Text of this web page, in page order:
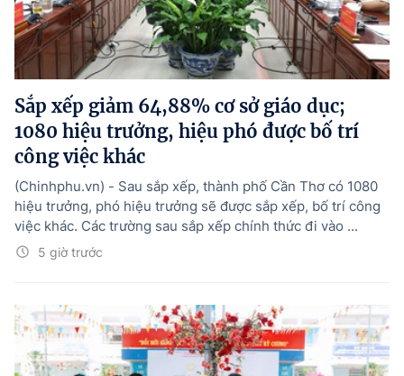
Sắp xếp giảm 64,88% cơ sở giáo dục;
1080 hiệu trưởng, hiệu phó được bố trí
công việc khác
5 giờ trước
(Chinhphu.vn) - Sau sắp xếp, thành phố Cần Thơ có 1080
hiệu trưởng, phó hiệu trưởng sẽ được sắp xếp, bố trí công
việc khác. Các trường sau sắp xếp chính thức đi vào ...